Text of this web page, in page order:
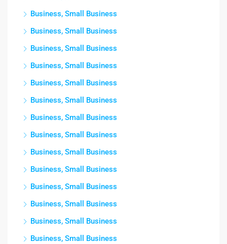
Business, Small Business
Business, Small Business
Business, Small Business
Business, Small Business
Business, Small Business
Business, Small Business
Business, Small Business
Business, Small Business
Business, Small Business
Business, Small Business
Business, Small Business
Business, Small Business
Business, Small Business
Business, Small Business